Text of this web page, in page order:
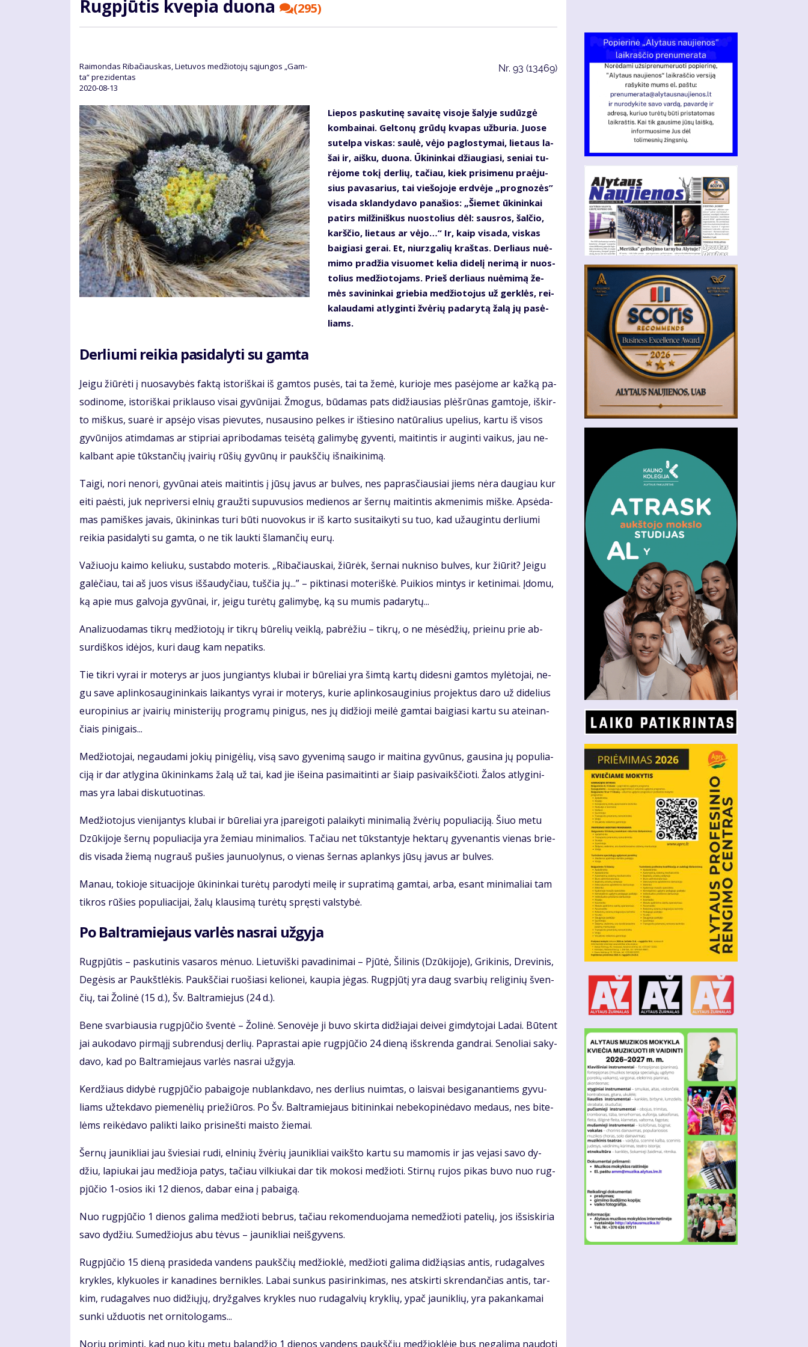
Rug­pjū­tis kve­pia duo­na (295)
Rai­mon­das Ri­ba­čiaus­kas, Lie­tu­vos me­džio­to­jų są­jun­gos „Gam­
ta“ pre­zi­den­tas
2020-08-13
Nr. 93 (13469)
Lie­pos pas­ku­ti­nę sa­vai­tę vi­so­je ša­ly­je su­dūz­gė
kom­bai­nai. Gel­to­nų grū­dų kva­pas už­bu­ria. Juo­se
su­tel­pa vis­kas: sau­lė, vė­jo pa­glos­ty­mai, lie­taus la­
šai ir, aiš­ku, duo­na. Ūki­nin­kai džiau­gia­si, se­niai tu­
rė­jo­me to­kį der­lių, ta­čiau, kiek pri­si­me­nu pra­ėju­
sius pa­va­sa­rius, tai vie­šo­jo­je erd­vė­je „prog­no­zės”
vi­sa­da sklan­dy­da­vo pa­na­šios: „Šie­met ūki­nin­kai
pa­tirs mil­ži­niš­kus nuos­to­lius dėl: saus­ros, šal­čio,
karš­čio, lie­taus ar vė­jo…“ Ir, kaip vi­sa­da, vis­kas
bai­gia­si ge­rai. Et, niurz­ga­lių kraš­tas. Der­liaus nu­ė­
mi­mo pra­džia vi­suo­met ke­lia di­de­lį ne­ri­mą ir nuos­
to­lius me­džio­to­jams. Prieš der­liaus nu­ė­mi­mą že­
mės sa­vi­nin­kai grie­bia me­džio­to­jus už ger­klės, rei­
ka­lau­da­mi at­ly­gin­ti žvė­rių pa­da­ry­tą ža­lą jų pa­sė­
liams.
Derliu­mi rei­kia pa­si­da­ly­ti su gam­ta
Jei­gu žiū­rė­ti į nuo­sa­vy­bės fak­tą is­to­riš­kai iš gam­tos pu­sės, tai ta že­mė, ku­rio­je mes pa­sė­jo­me ar kaž­ką pa­
so­di­no­me, is­to­riš­kai pri­klau­so vi­sai gy­vū­ni­jai. Žmo­gus, bū­da­mas pats di­džiau­sias plėš­rū­nas gam­to­je, iš­kir­
to miš­kus, su­arė ir ap­sė­jo vi­sas pie­vu­tes, nu­sau­si­no pel­kes ir iš­tie­si­no na­tū­ra­lius upe­lius, kar­tu iš vi­sos
gy­vū­ni­jos at­im­da­mas ar stip­riai ap­ri­bo­da­mas tei­sė­tą ga­li­my­bę gy­ven­ti, mai­tin­tis ir au­gin­ti vai­kus, jau ne­
kal­bant apie tūks­tan­čių įvai­rių rū­šių gy­vū­nų ir paukš­čių iš­nai­ki­ni­mą.
Tai­gi, no­ri ne­no­ri, gy­vū­nai at­eis mai­tin­tis į jū­sų ja­vus ar bul­ves, nes pa­pras­čiau­siai jiems nė­ra dau­giau kur
ei­ti pa­ės­ti, juk ne­pri­ver­si el­nių grauž­ti su­pu­vu­sios me­die­nos ar šer­nų mai­tin­tis ak­me­ni­mis miš­ke. Ap­sė­da­
mas pa­miš­kes ja­vais, ūki­nin­kas tu­ri bū­ti nuo­vo­kus ir iš kar­to su­si­tai­ky­ti su tuo, kad už­au­gin­tu der­liu­mi
rei­kia pa­si­da­ly­ti su gam­ta, o ne tik lauk­ti šla­man­čių eu­rų.
Va­žiuo­ju kai­mo ke­liu­ku, su­stab­do mo­te­ris. „Ri­ba­čiaus­kai, žiū­rėk, šer­nai nu­kni­so bul­ves, kur žiū­rit? Jei­gu
ga­lė­čiau, tai aš juos vi­sus iš­šau­dy­čiau, tuš­čia jų...” – pik­ti­na­si mo­te­riš­kė. Pui­kios min­tys ir ke­ti­ni­mai. Įdo­mu,
ką apie mus gal­vo­ja gy­vū­nai, ir, jei­gu tu­rė­tų ga­li­my­bę, ką su mu­mis pa­da­ry­tų...
Ana­li­zuo­da­mas tik­rų me­džio­to­jų ir tik­rų bū­re­lių veik­lą, pa­brė­žiu – tik­rų, o ne mė­sė­džių, pri­ei­nu prie ab­
sur­diš­kos idė­jos, ku­ri daug kam ne­pa­tiks.
Tie tik­ri vy­rai ir mo­te­rys ar juos jun­gian­tys klu­bai ir bū­re­liai yra šim­tą kar­tų di­des­ni gam­tos my­lė­to­jai, ne­
gu sa­ve ap­lin­ko­sau­gi­nin­kais lai­kan­tys vy­rai ir mo­te­rys, ku­rie ap­lin­ko­sau­gi­nius pro­jek­tus da­ro už di­de­lius
eu­ro­pi­nius ar įvai­rių mi­nis­te­ri­jų pro­gra­mų pi­ni­gus, nes jų di­džio­ji mei­lė gam­tai bai­gia­si kar­tu su at­ei­nan­
čiais pi­ni­gais...
Me­džio­to­jai, ne­gau­da­mi jo­kių pi­ni­gė­lių, vi­są sa­vo gy­ve­ni­mą sau­go ir mai­ti­na gy­vū­nus, gau­si­na jų po­pu­lia­
ci­ją ir dar at­ly­gi­na ūki­nin­kams ža­lą už tai, kad jie iš­ei­na pa­si­mai­tin­ti ar šiaip pa­si­vaikš­čio­ti. Ža­los at­ly­gi­ni­
mas yra la­bai dis­ku­tuo­ti­nas.
Me­džio­to­jus vie­ni­jan­tys klu­bai ir bū­re­liai yra įpa­rei­go­ti pa­lai­ky­ti mi­ni­ma­lią žvė­rių po­pu­lia­ci­ją. Šiuo me­tu
Dzū­ki­jo­je šer­nų po­pu­lia­ci­ja yra že­miau mi­ni­ma­lios. Ta­čiau net tūks­tan­ty­je hek­ta­rų gy­ve­nan­tis vie­nas brie­
dis vi­sa­da žie­mą nu­grauš pu­šies jau­nuo­ly­nus, o vie­nas šer­nas ap­lan­kys jū­sų ja­vus ar bul­ves.
Ma­nau, to­kio­je si­tu­a­ci­jo­je ūki­nin­kai tu­rė­tų pa­ro­dy­ti mei­lę ir su­pra­ti­mą gam­tai, ar­ba, esant mi­ni­ma­liai tam
tik­ros rū­šies po­pu­lia­ci­jai, ža­lų klau­si­mą tu­rė­tų spręs­ti vals­ty­bė.
Po Bal­tra­mie­jaus var­lės nas­rai už­gy­ja
Rug­pjū­tis – pas­ku­ti­nis va­sa­ros mė­nuo. Lie­tu­viš­ki pa­va­di­ni­mai – Pjū­tė, Ši­li­nis (Dzū­ki­jo­je), Gri­ki­nis, Dre­vi­nis,
De­gė­sis ar Paukšt­lė­kis. Paukš­čiai ruo­šia­si ke­lio­nei, kau­pia jė­gas. Rug­pjū­tį yra daug svar­bių re­li­gi­nių šven­
čių, tai Žo­li­nė (15 d.), Šv. Bal­tra­mie­jus (24 d.).
Be­ne svar­biau­sia rug­pjū­čio šven­tė – Žo­li­nė. Se­no­vė­je ji bu­vo skir­ta di­džia­jai dei­vei gim­dy­to­jai La­dai. Bū­tent
jai au­ko­da­vo pir­mą­jį su­bren­du­sį der­lių. Pa­pras­tai apie rug­pjū­čio 24 die­ną iš­skren­da gan­drai. Se­no­liai sa­ky­
da­vo, kad po Bal­tra­mie­jaus var­lės nas­rai už­gy­ja.
Ker­džiaus di­dy­bė rug­pjū­čio pa­bai­go­je nu­blank­da­vo, nes der­lius nuim­tas, o lais­vai be­si­ga­nan­tiems gy­vu­
liams už­tek­da­vo pie­me­nė­lių prie­žiū­ros. Po Šv. Bal­tra­mie­jaus bi­ti­nin­kai ne­be­ko­pi­nė­da­vo me­daus, nes bi­te­
lėms rei­kė­da­vo pa­lik­ti lai­ko pri­si­neš­ti mais­to žie­mai.
Šer­nų jau­nik­liai jau švie­siai ru­di, el­ni­nių žvė­rių jau­nik­liai vaikš­to kar­tu su ma­mo­mis ir jas ve­ja­si sa­vo dy­
džiu, la­piu­kai jau me­džio­ja pa­tys, ta­čiau vil­kiu­kai dar tik mo­ko­si me­džio­ti. Stir­nų ru­jos pi­kas bu­vo nuo rug­
pjū­čio 1-osios iki 12 die­nos, da­bar ei­na į pa­bai­gą.
Nuo rug­pjū­čio 1 die­nos ga­li­ma me­džio­ti beb­rus, ta­čiau re­ko­men­duo­ja­ma ne­me­džio­ti pa­te­lių, jos iš­si­ski­ria
sa­vo dy­džiu. Su­me­džio­jus abu tė­vus – jau­nik­liai ne­iš­gy­vens.
Rug­pjū­čio 15 die­ną pra­si­de­da van­dens paukš­čių me­džiok­lė, me­džio­ti ga­li­ma di­dži­ą­sias an­tis, ru­da­gal­ves
kryk­les, kly­kuo­les ir ka­na­di­nes ber­nik­les. La­bai sun­kus pa­si­rin­ki­mas, nes at­skir­ti skren­dan­čias an­tis, tar­
kim, ru­da­gal­ves nuo di­džių­jų, dryž­gal­ves kryk­les nuo ru­da­gal­vių kryk­lių, ypač jau­nik­lių, yra pa­kan­ka­mai
sun­ki už­duo­tis net or­ni­to­lo­gams...
No­riu pri­min­ti, kad nuo ki­tų me­tų ba­lan­džio 1 die­nos van­dens paukš­čių me­džiok­lė­je bus ne­ga­li­ma nau­do­ti